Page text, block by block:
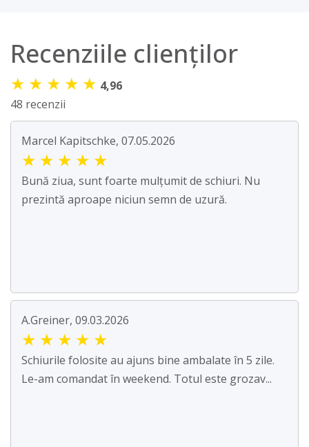
Recenziile clienților
★ ★ ★ ★ ★ 4,96
48 recenzii
Marcel Kapitschke, 07.05.2026
★ ★ ★ ★ ★
Bună ziua, sunt foarte mulțumit de schiuri. Nu
prezintă aproape niciun semn de uzură.
A.Greiner, 09.03.2026
★ ★ ★ ★ ★
Schiurile folosite au ajuns bine ambalate în 5 zile.
Le-am comandat în weekend. Totul este grozav...